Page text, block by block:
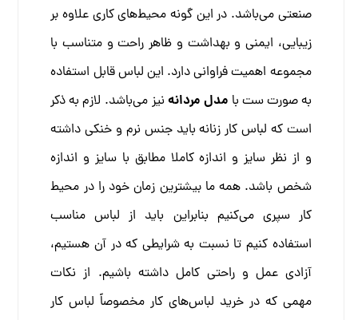
صنعتی می‌باشد. در این گونه محیط‌های کاری علاوه بر
زیبایی، ایمنی و بهداشت و ظاهر راحت و متناسب با
مجموعه اهمیت فراوانی دارد. این لباس قابل استفاده
به صورت ست با مدل مردانه نیز می‌باشد. لازم به ذکر
است که لباس کار زنانه باید جنس نرم و خنکی داشته
و از نظر سایز و اندازه کاملا مطابق با سایز و اندازه
شخص باشد. همه ما بیشترین زمان خود را در محیط
کار سپری می‌کنیم بنابراین باید از لباس مناسب
استفاده کنیم تا نسبت به شرایطی که در آن هستیم،
آزادی عمل و راحتی کامل داشته باشیم. از نکات
مهمی که در خرید لباس‌های کار مخصوصاً لباس کار